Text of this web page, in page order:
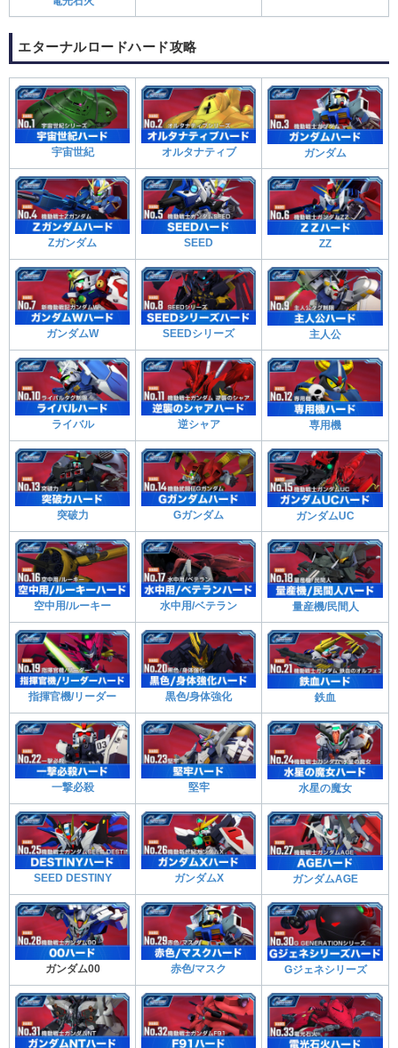
エターナルロードハード攻略
宇宙世紀 オルタナティブ ガンダム
Ζガンダム SEED ΖΖ
ガンダムW SEEDシリーズ 主人公
ライバル 逆シャア 専用機
突破力 Gガンダム ガンダムUC
空中用/ルーキー 水中用/ベテラン 量産機/民間人
指揮官機/リーダー 黒色/身体強化 鉄血
一撃必殺 堅牢 水星の魔女
SEED DESTINY ガンダムX ガンダムAGE
ガンダム00 赤色/マスク Gジェネシリーズ